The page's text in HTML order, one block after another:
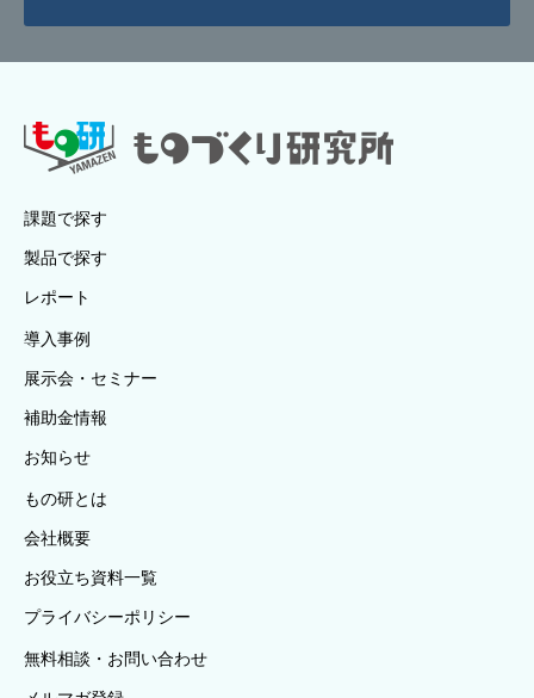
課題で探す
製品で探す
レポート
導入事例
展示会・セミナー
補助金情報
お知らせ
もの研とは
会社概要
お役立ち資料一覧
プライバシーポリシー
無料相談・お問い合わせ